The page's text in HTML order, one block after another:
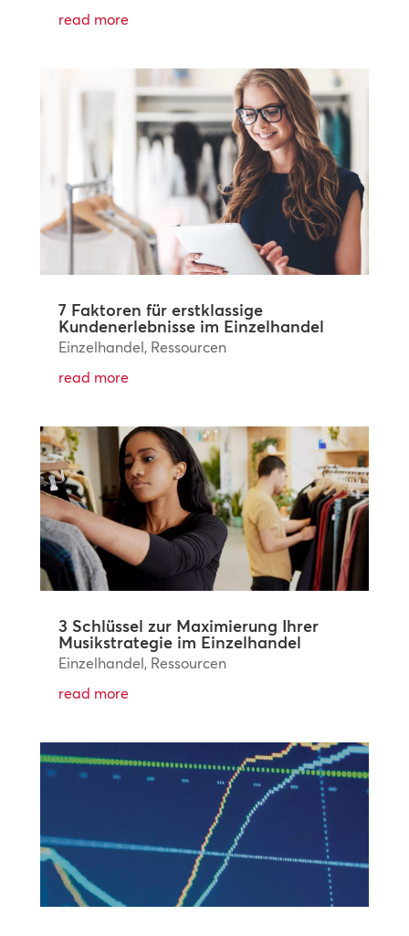
read more
7 Faktoren für erstklassige
Kundenerlebnisse im Einzelhandel
Einzelhandel, Ressourcen
read more
3 Schlüssel zur Maximierung Ihrer
Musikstrategie im Einzelhandel
Einzelhandel, Ressourcen
read more